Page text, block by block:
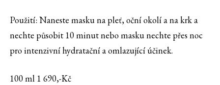
Použití: Naneste masku na pleť, oční okolí a na krk a
nechte působit 10 minut nebo masku nechte přes noc
pro intenzivní hydratační a omlazující účinek.
100 ml 1 690,-Kč